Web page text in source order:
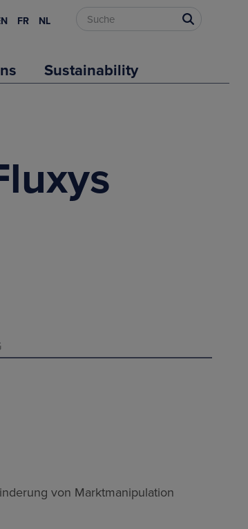
FR NL
Sustainability
von Marktmanipulation